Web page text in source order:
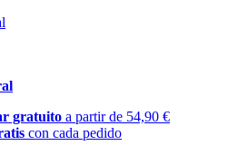
gratuito a partir de 54,90 €
con cada pedido